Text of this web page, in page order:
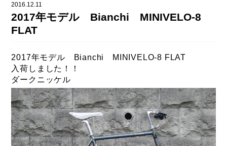
DAHON（ダホーン）
FLAMEbike限定車
GIOS（ジオス）
KUWAHARA（クワハラ）
MASI（マージ）
PASHLEY（パシュレー）
RITEWAY（ライトウェイ）
knog（ノグ）
option & parts
カスタム ペイント
マルイのかわいいキャップ
2016.12.11
2017年モデル Bianchi MINIVELO-8
FLAT
2017年モデル Bianchi MINIVELO-8 FLAT
入荷しました！！
ダークニッケル